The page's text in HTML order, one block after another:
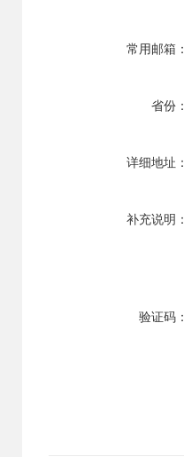
常用邮箱：
省份：
详细地址：
补充说明：
验证码：